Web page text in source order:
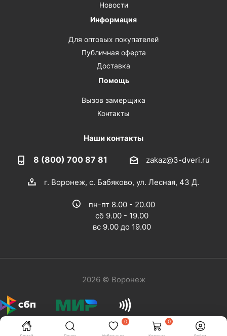
0 0
Новости
Информация
Для оптовых покупателей
Публичная оферта
Доставка
Помощь
Вызов замерщика
Контакты
Наши контакты
8 (800) 700 87 81 zakaz@3-dveri.ru
г. Воронеж, с. Бабяково, ул. Лесная, 43 Д.
пн-пт 8.00 - 20.00
сб 9.00 - 19.00
вс 9.00 до 19.00
2026 © Воронеж